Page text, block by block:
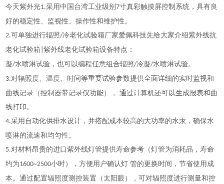
今天紫外光1.采用中国台湾工业级别7寸真彩触摸屏控制系统，具有良
好的稳定性、监视性、操作性和维护性。
2.可单独进行辐照/冷老化试验箱厂家爱佩科技先给大家介绍紫外线抗
老化试验箱 |紫外线老化试验箱设备特点：
凝/水喷淋试验，也可以编程任意组合辐照/冷凝/水喷淋试验。
3.对辐照度、温度、时间等重要试验参数提供全面详细的实时监视和
曲线记录（控制器带记录仪功能）， 通过计算机还可以生成报表和曲
线打印。
4.采用自动化供排水设计，并搭配成本较高的大功率的水汞，确保水
喷淋的流速和均匀性。
5.对材料昂贵的进口紫外线灯管提供寿命参考（灯管为消耗品，寿命
约为1600~2500小时），方便用户确认灯 管的更换时间，节省使用成
本。通过配置辐照度测控装置（太阳眼），可对辐照度进行测量和控